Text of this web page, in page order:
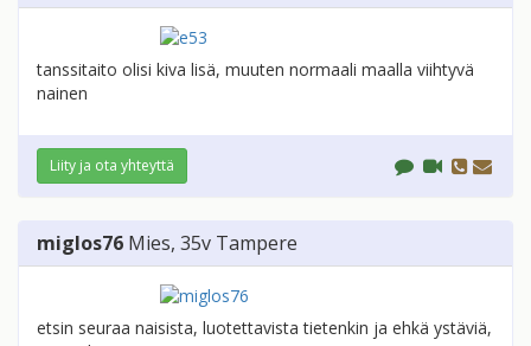
tanssitaito olisi kiva lisä, muuten normaali maalla viihtyvä
nainen
Liity ja ota yhteyttä
miglos76 Mies, 35v Tampere
etsin seuraa naisista, luotettavista tietenkin ja ehkä ystäviä,